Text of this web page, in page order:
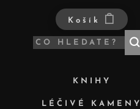
Košík
KNIHY
LÉČIVÉ KAMENY